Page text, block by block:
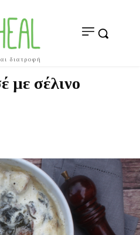
διατροφή
με σέλινο